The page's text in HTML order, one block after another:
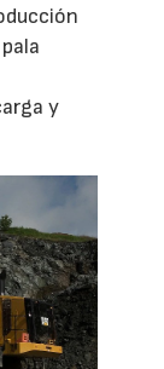
y